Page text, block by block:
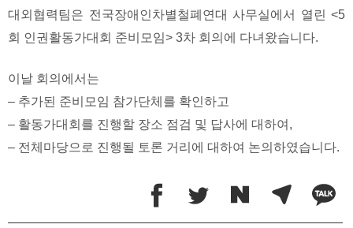
대외협력팀은 전국장애인차별철폐연대 사무실에서 열린 <5
회 인권활동가대회 준비모임> 3차 회의에 다녀왔습니다.
이날 회의에서는
– 추가된 준비모임 참가단체를 확인하고
– 활동가대회를 진행할 장소 점검 및 답사에 대하여,
– 전체마당으로 진행될 토론 거리에 대하여 논의하였습니다.